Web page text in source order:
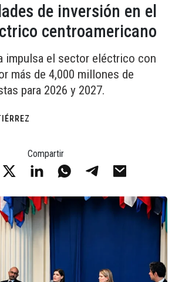
de inversión en el
centroamericano
impulsa el sector eléctrico con
más de 4,000 millones de
para 2026 y 2027.
Compartir